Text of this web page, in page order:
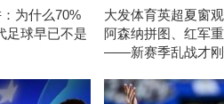
为什么70%
足球早已不是
大发体育英超夏窗
阿森纳拼图、红军
——新赛季乱战才